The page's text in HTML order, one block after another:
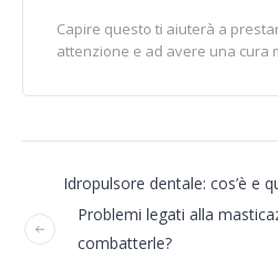
Capire questo ti aiuterà a
attenzione e ad avere una cura
Idropulsore dentale: cos’è e
Problemi legati alla
combatterle?